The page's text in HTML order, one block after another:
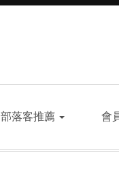
部落客推薦 會